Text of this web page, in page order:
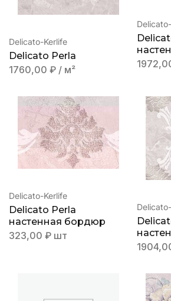
Delicato-Kerlife
Delicato Perla
1760,00 ₽ / м²
Delicato-Kerlife
Delicato Perla
настенная бордюр
323,00 ₽ шт